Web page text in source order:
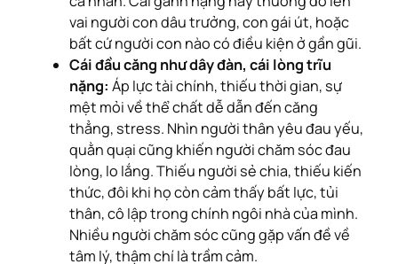
vai người con dâu trưởng, con gái út, hoặc
bất cứ người con nào có điều kiện ở gần gũi.
Cái đầu căng như dây đàn, cái lòng trĩu
nặng: Áp lực tài chính, thiếu thời gian, sự
mệt mỏi về thể chất dễ dẫn đến căng
thẳng, stress. Nhìn người thân yêu đau yếu,
quằn quại cũng khiến người chăm sóc đau
lòng, lo lắng. Thiếu người sẻ chia, thiếu kiến
thức, đôi khi họ còn cảm thấy bất lực, tủi
thân, cô lập trong chính ngôi nhà của mình.
Nhiều người chăm sóc cũng gặp vấn đề về
tâm lý, thậm chí là trầm cảm.